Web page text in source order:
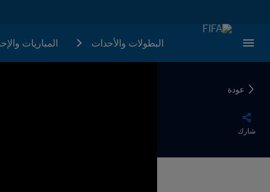
البطولات والأحدات المباريات
عودة
شارك